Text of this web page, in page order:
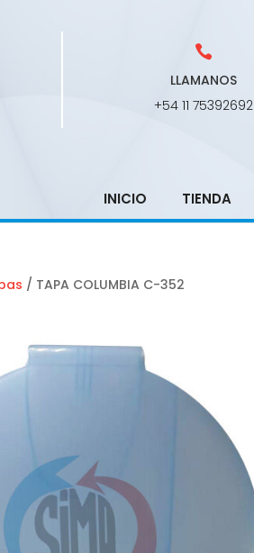
LLAMANOS
+54 11 75392692
INICIO TIENDA
/ TAPA COLUMBIA C-352